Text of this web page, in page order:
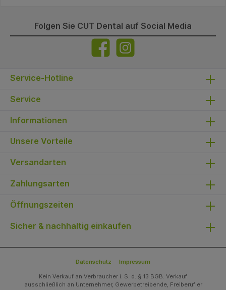
Folgen Sie CUT Dental auf Social Media
Service-Hotline
Service
Informationen
Unsere Vorteile
Versandarten
Zahlungsarten
Öffnungszeiten
Sicher & nachhaltig einkaufen
Datenschutz Impressum
Kein Verkauf an Verbraucher i. S. d. § 13 BGB. Verkauf
ausschließlich an Unternehmer, Gewerbetreibende, Freiberufler